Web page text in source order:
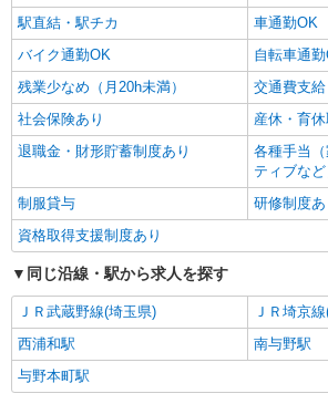
駅直結・駅チカ
車通勤OK
バイク通勤OK
自転車通
残業少なめ（月20h未満）
交通費支給
社会保険あり
産休・育
退職金・財形貯蓄制度あり
各種手当
ティブなど
制服貸与
研修制度あ
資格取得支援制度あり
同じ沿線・駅から求人を探す
ＪＲ武蔵野線(埼玉県)
ＪＲ埼京
西浦和駅
南与野駅
与野本町駅